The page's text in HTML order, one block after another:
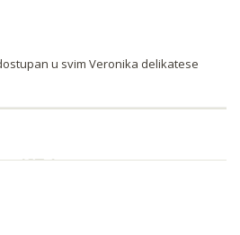
u svim Veronika delikatese